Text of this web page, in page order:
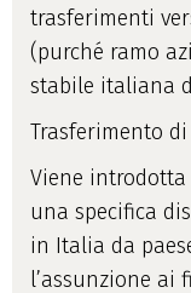
trasferimenti
(purché ramo
stabile italiana
Trasferimento
Viene
una specifica
in Italia da
l’assunzione ai